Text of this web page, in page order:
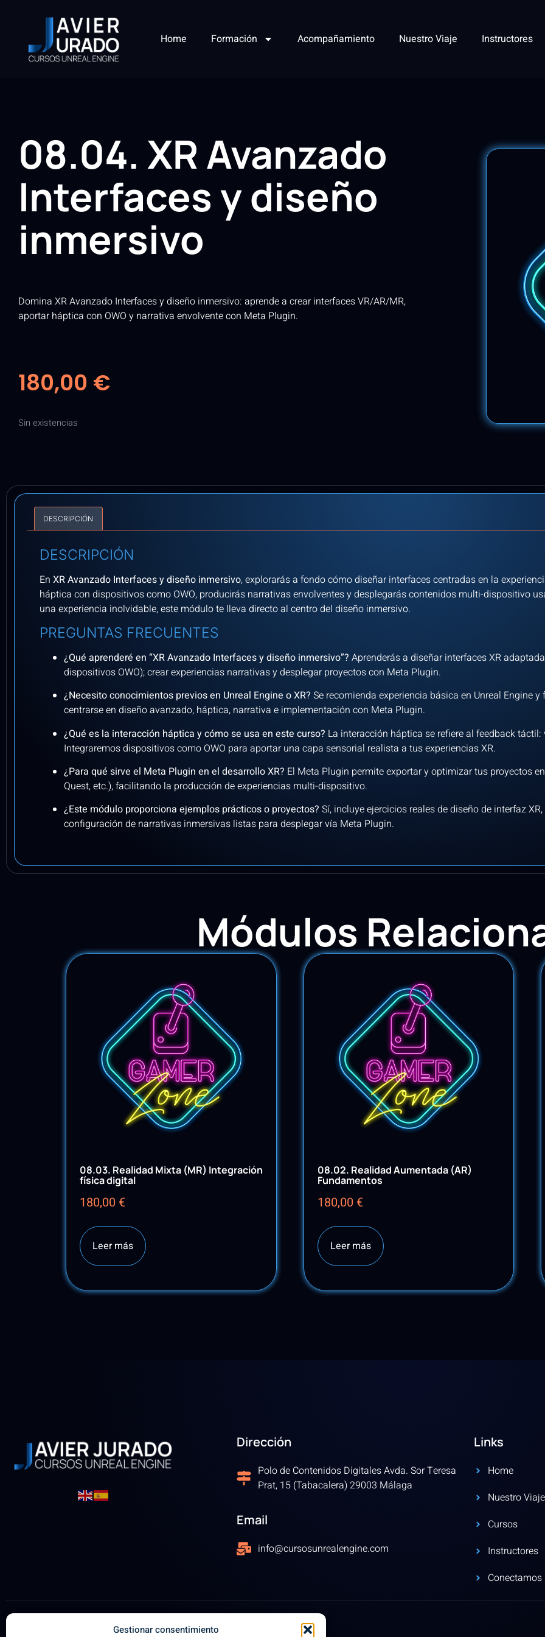
Gestionar consentimiento
Home Formación Acompañamiento Nuestro Viaje Instructores
08.04. XR Avanzado
Interfaces y diseño
inmersivo
Domina XR Avanzado Interfaces y diseño inmersivo: aprende a crear interfaces VR/AR/MR,
aportar háptica con OWO y narrativa envolvente con Meta Plugin.
180,00 €
Sin existencias
DESCRIPCIÓN
DESCRIPCIÓN
En XR Avanzado Interfaces y diseño inmersivo, explorarás a fondo cómo diseñar interfaces centradas en la
háptica con dispositivos como OWO, producirás narrativas envolventes y desplegarás contenidos multi-dispositivo
una experiencia inolvidable, este módulo te lleva directo al centro del diseño inmersivo.
PREGUNTAS FRECUENTES
¿Qué aprenderé en “XR Avanzado Interfaces y diseño inmersivo”? Aprenderás a diseñar interfaces XR
dispositivos OWO); crear experiencias narrativas y desplegar proyectos con Meta Plugin.
¿Necesito conocimientos previos en Unreal Engine o XR? Se recomienda experiencia básica en Unreal Engine
centrarse en diseño avanzado, háptica, narrativa e implementación con Meta Plugin.
¿Qué es la interacción háptica y cómo se usa en este curso? La interacción háptica se refiere al feedback
Integraremos dispositivos como OWO para aportar una capa sensorial realista a tus experiencias XR.
¿Para qué sirve el Meta Plugin en el desarrollo XR? El Meta Plugin permite exportar y optimizar tus proyectos
Quest, etc.), facilitando la producción de experiencias multi-dispositivo.
¿Este módulo proporciona ejemplos prácticos o proyectos? Sí, incluye ejercicios reales de diseño de interfaz
configuración de narrativas inmersivas listas para desplegar vía Meta Plugin.
Módulos
08.03. Realidad Mixta (MR) Integración
física digital
180,00 €
Leer más
08.02. Realidad Aumentada (AR)
Fundamentos
180,00 €
Leer más
Dirección
Polo de Contenidos Digitales Avda. Sor Teresa
Prat, 15 (Tabacalera) 29003 Málaga
Email
info@cursosunrealengine.com
Links
Home
Nuestro Viaje
Cursos
Instructores
Conectamos